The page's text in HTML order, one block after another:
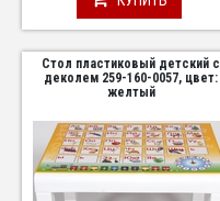
Стол пластиковый детский с
деколем 259-160-0057, цвет:
желтый